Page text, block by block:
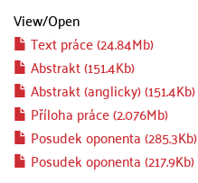
View/Open
Text práce (24.84Mb)
Abstrakt (151.4Kb)
Abstrakt (anglicky) (151.4Kb)
Příloha práce (2.076Mb)
Posudek oponenta (285.3Kb)
Posudek oponenta (217.9Kb)